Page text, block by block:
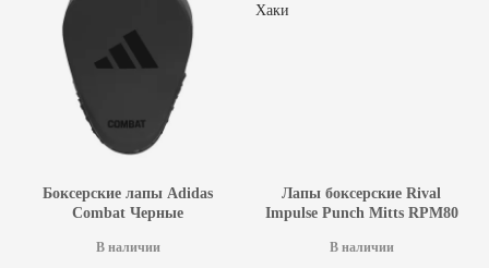
Боксерские лапы Adidas
Combat Черные
В наличии
Лапы боксерские Rival
Impulse Punch Mitts RPM80
В наличии